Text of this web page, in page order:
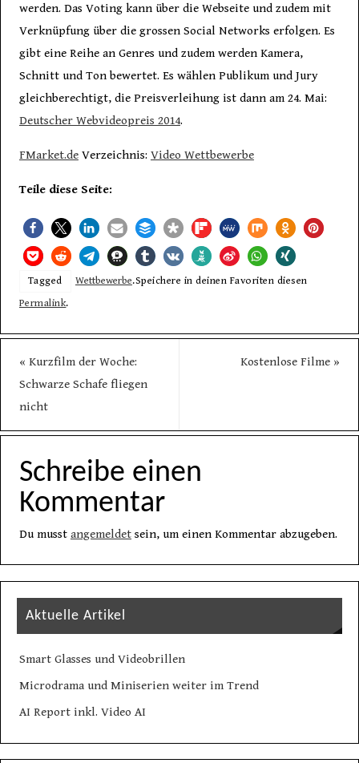
werden. Das Voting kann über die Webseite und zudem mit
Verknüpfung über die grossen Social Networks erfolgen. Es
gibt eine Reihe an Genres und zudem werden Kamera,
Schnitt und Ton bewertet. Es wählen Publikum und Jury
gleichberechtigt, die Preisverleihung ist dann am 24. Mai:
Deutscher Webvideopreis 2014.
FMarket.deVerzeichnis: Video Wettbewerbe
Teile diese Seite:
Tagged Wettbewerbe.Speichere in deinen Favoriten diesen
Permalink.
« Kurzfilm der Woche:
Schwarze Schafe fliegen
nicht
Kostenlose Filme »
Schreibe einen
Kommentar
Du musst angemeldetsein, um einen Kommentar abzugeben.
Aktuelle Artikel
Smart Glasses und Videobrillen
Microdrama und Miniserien weiter im Trend
AI Report inkl. Video AI